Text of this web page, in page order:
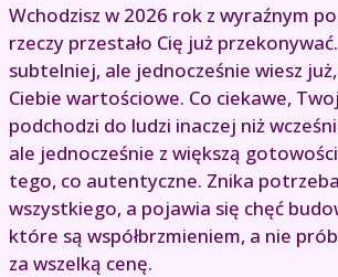
Wchodzisz w 2026 rok z wyraźnym
rzeczy przestało Cię już
subtelniej, ale jednocześnie wiesz
Ciebie wartościowe. Co ciekawe,
podchodzi do ludzi inaczej niż
ale jednocześnie z większą
tego, co autentyczne. Znika
wszystkiego, a pojawia się chęć
które są współbrzmieniem, a nie
za wszelką cenę.